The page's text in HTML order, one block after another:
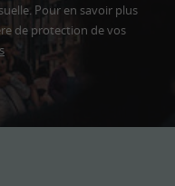
Pour en savoir plus
de protection de vos